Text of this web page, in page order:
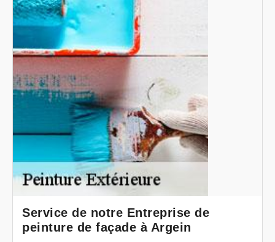
Service de notre Entreprise de
peinture de façade à Argein